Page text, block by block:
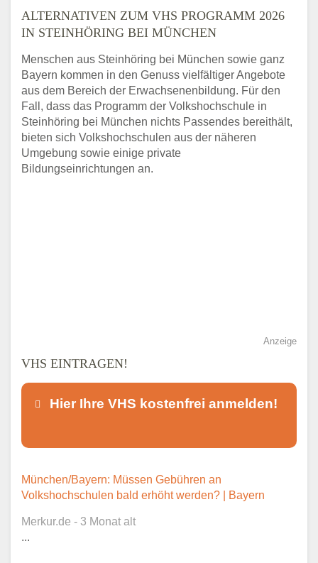
ALTERNATIVEN ZUM VHS PROGRAMM 2026
IN STEINHÖRING BEI MÜNCHEN
Menschen aus Steinhöring bei München sowie ganz
Bayern kommen in den Genuss vielfältiger Angebote
aus dem Bereich der Erwachsenenbildung. Für den
Fall, dass das Programm der Volkshochschule in
Steinhöring bei München nichts Passendes bereithält,
bieten sich Volkshochschulen aus der näheren
Umgebung sowie einige private
Bildungseinrichtungen an.
Anzeige
VHS EINTRAGEN!
Hier Ihre VHS kostenfrei anmelden!
Dieser Teil dient lediglich zur
Kontaktaufnahme und ist nicht
München/Bayern: Müssen Gebühren an
Volkshochschulen bald erhöht werden? | Bayern
Merkur.de - 3 Monat alt
...